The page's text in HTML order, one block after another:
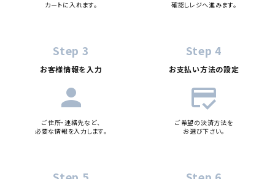
カートに入れます。
確認しレジへ進みます。
Step 3
お客様情報を入力
person
ご住所・連絡先など、
必要な情報を入力します。
Step 4
お支払い方法の設定
credit_score
ご希望の決済方法を
お選び下さい。